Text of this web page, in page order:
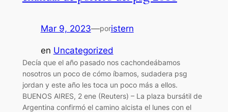
Mar 9, 2023—poristern
en Uncategorized
Decía que el año pasado nos cachondeábamos
nosotros un poco de cómo íbamos, sudadera psg
jordan y este año les toca un poco más a ellos.
BUENOS AIRES, 2 ene (Reuters) – La plaza bursátil de
Argentina confirmó el camino alcista el lunes con el